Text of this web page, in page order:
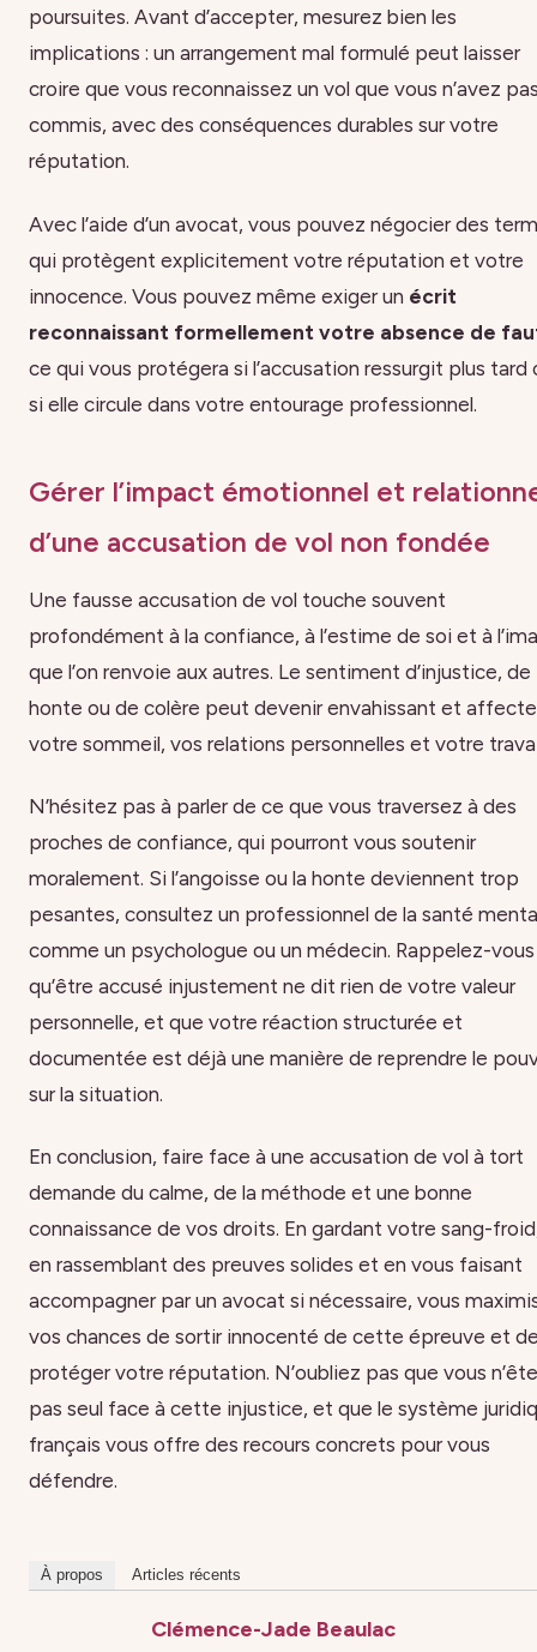
poursuites. Avant d’accepter, mesurez bien les
implications : un arrangement mal formulé peut laisser
croire que vous reconnaissez un vol que vous n’avez
commis, avec des conséquences durables sur votre
réputation.
Avec l’aide d’un avocat, vous pouvez négocier des
qui protègent explicitement votre réputation et votre
innocence. Vous pouvez même exiger un écrit
reconnaissant formellement votre absence de
ce qui vous protégera si l’accusation ressurgit plus tard
si elle circule dans votre entourage professionnel.
Gérer l’impact émotionnel et
d’une accusation de vol non fondée
Une fausse accusation de vol touche souvent
profondément à la confiance, à l’estime de soi et à
que l’on renvoie aux autres. Le sentiment d’injustice, de
honte ou de colère peut devenir envahissant et
votre sommeil, vos relations personnelles et votre
N’hésitez pas à parler de ce que vous traversez à des
proches de confiance, qui pourront vous soutenir
moralement. Si l’angoisse ou la honte deviennent trop
pesantes, consultez un professionnel de la santé
comme un psychologue ou un médecin. Rappelez-vous
qu’être accusé injustement ne dit rien de votre valeur
personnelle, et que votre réaction structurée et
documentée est déjà une manière de reprendre le
sur la situation.
En conclusion, faire face à une accusation de vol à tort
demande du calme, de la méthode et une bonne
connaissance de vos droits. En gardant votre sang-
en rassemblant des preuves solides et en vous faisant
accompagner par un avocat si nécessaire, vous
vos chances de sortir innocenté de cette épreuve et
protéger votre réputation. N’oubliez pas que vous
pas seul face à cette injustice, et que le système
français vous offre des recours concrets pour vous
défendre.
À propos Articles récents
Clémence-Jade Beaulac